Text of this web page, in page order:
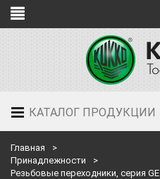
КАТАЛОГ ПРОДУКЦИИ
Главная
Принадлежности
Резьбовые переходники, серия GE